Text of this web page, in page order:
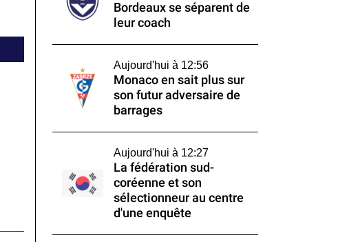
Bordeaux se séparent de
leur coach
Aujourd'hui à 12:56
Monaco en sait plus sur
son futur adversaire de
barrages
Aujourd'hui à 12:27
La fédération sud-
coréenne et son
sélectionneur au centre
d'une enquête